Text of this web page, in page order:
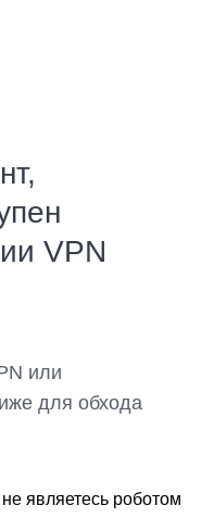
VPN
или
для обхода
являетесь роботом